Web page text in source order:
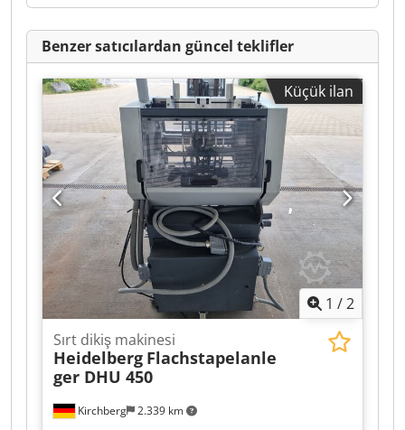
Benzer satıcılardan güncel teklifler
Küçük ilan
1 /2
Kirchberg 2.339 km
Sırt dikiş makinesi
Heidelberg Flachstapelanle
ger DHU 450